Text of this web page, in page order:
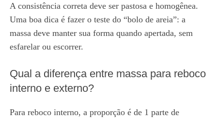
A consistência correta deve ser pastosa e homogênea.
Uma boa dica é fazer o teste do “bolo de areia”: a
massa deve manter sua forma quando apertada, sem
esfarelar ou escorrer.
Qual a diferença entre massa para reboco
interno e externo?
Para reboco interno, a proporção é de 1 parte de